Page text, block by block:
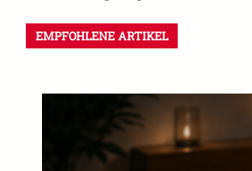
EMPFOHLENE ARTIKEL